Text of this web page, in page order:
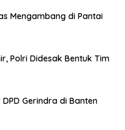
Mengambang di Pantai
Polri Didesak Bentuk Tim
Gerindra di Banten